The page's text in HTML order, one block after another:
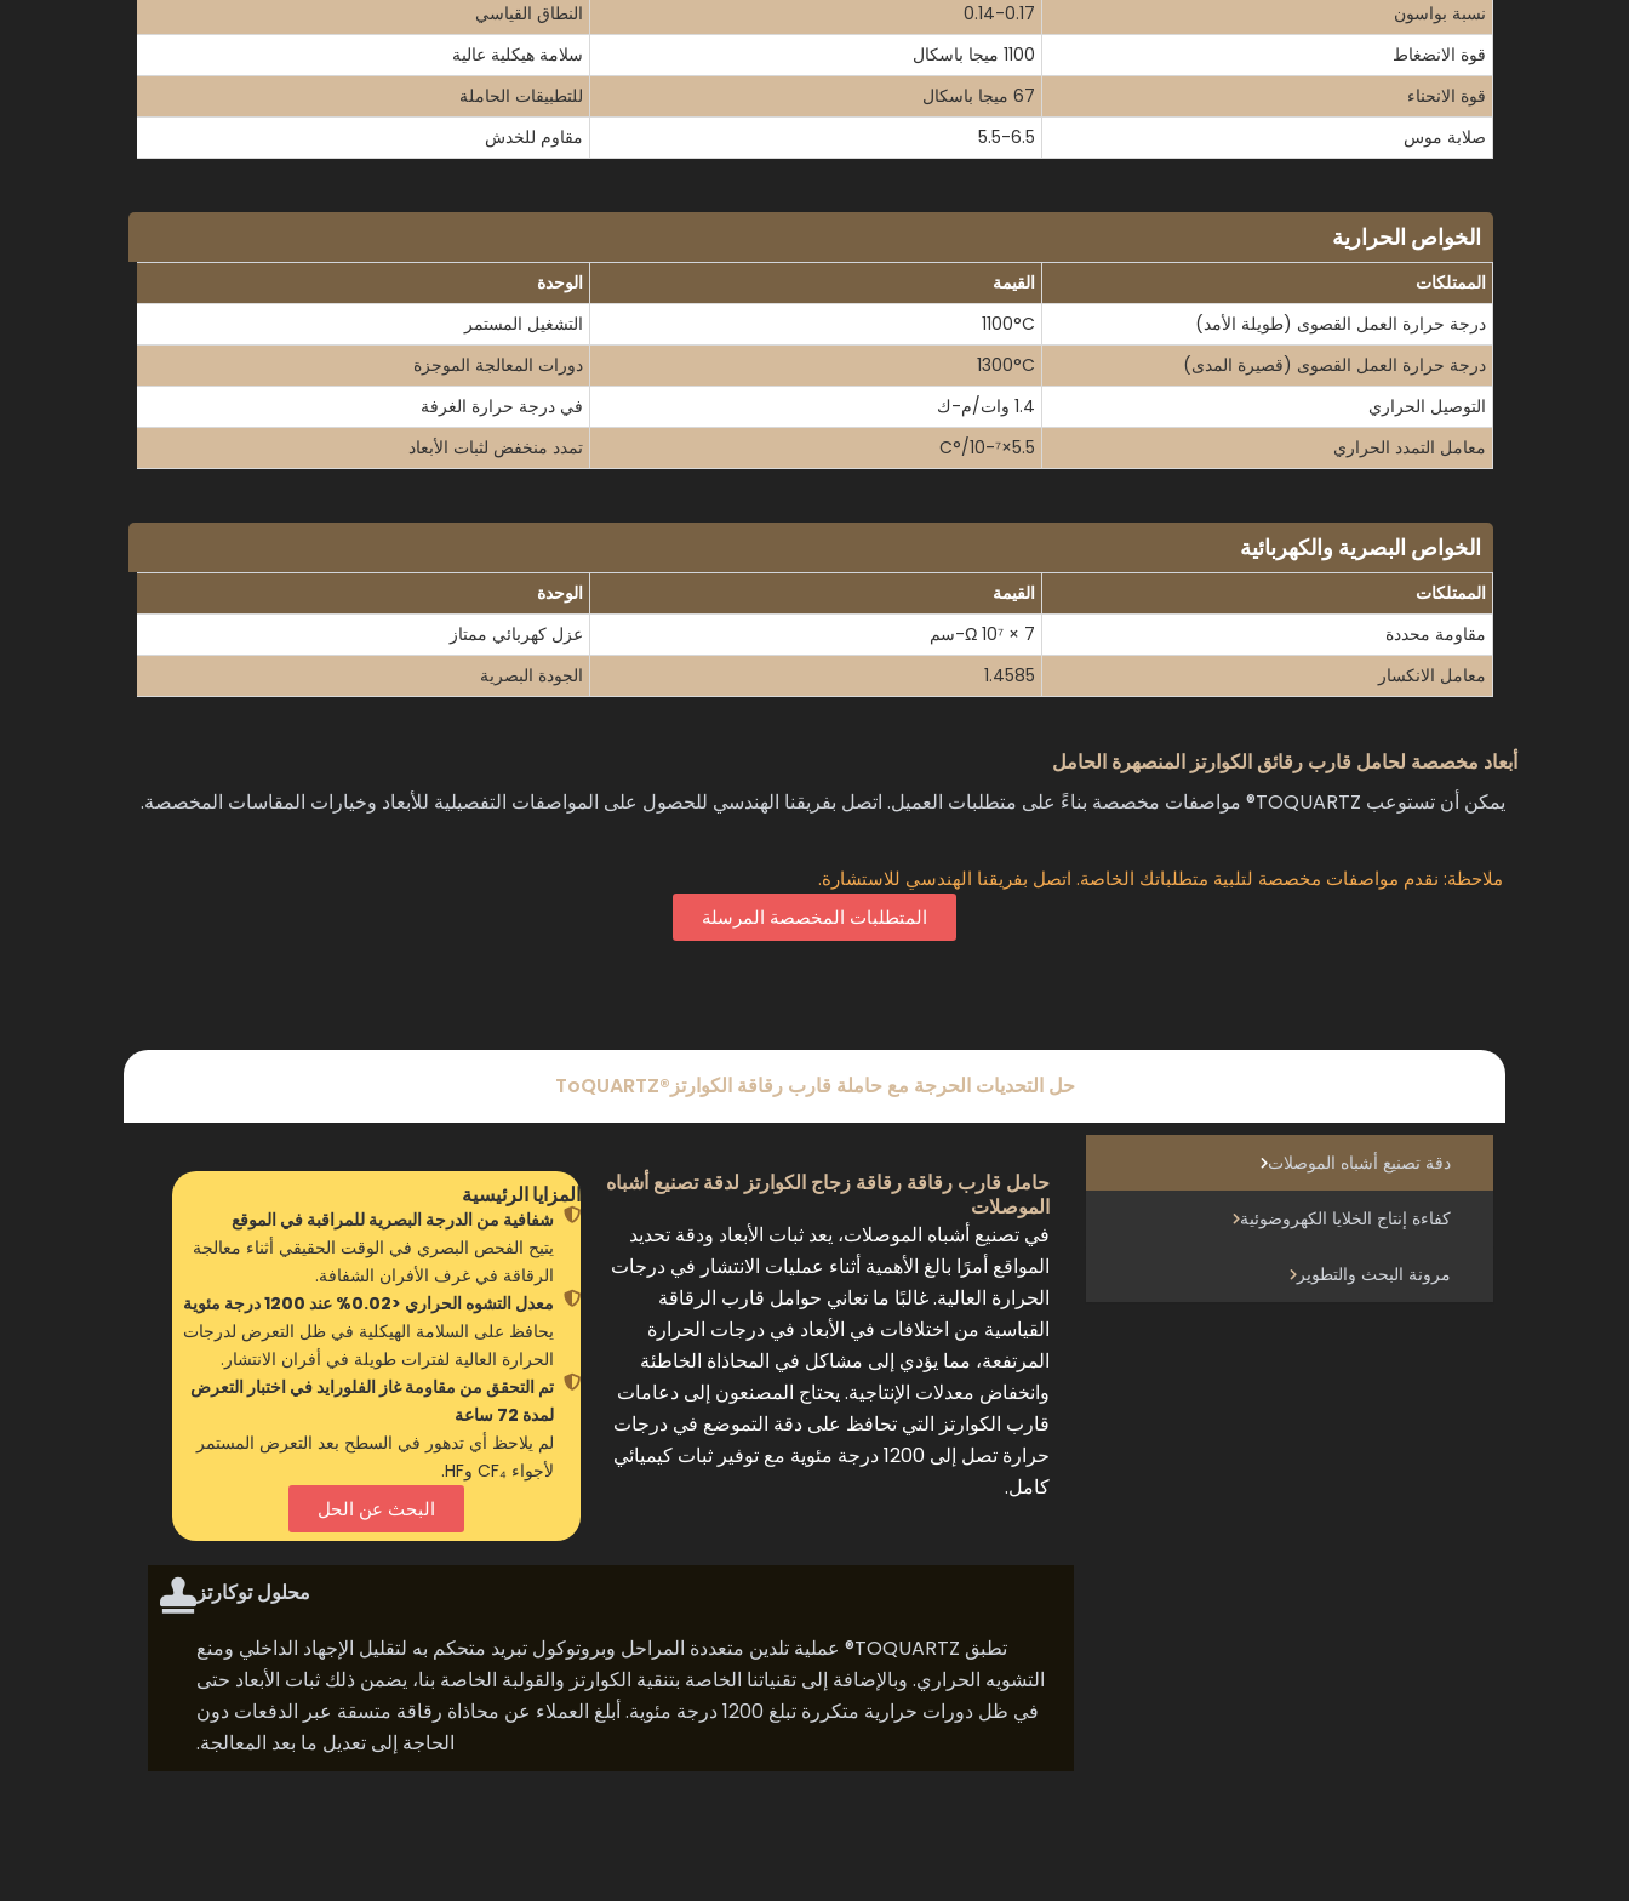
نسبة بواسون
0.14-0.17
النطاق القياسي
قوة الانضغاط
1100 ميجا باسكال
سلامة هيكلية عالية
قوة الانحناء
67 ميجا باسكال
للتطبيقات الحاملة
صلابة موس
5.5-6.5 مقاوم للخدش
الخواص الحرارية
الممتلكات القيمة
الوحدة
درجة حرارة العمل القصوى (طويلة الأمد)
1100°C
التشغيل المستمر
درجة حرارة العمل القصوى (قصيرة المدى)
1300°C
دورات المعالجة الموجزة
التوصيل الحراري
1.4 وات/م-ك
في درجة حرارة الغرفة
معامل التمدد الحراري
5.5×10-⁷/°C تمدد منخفض لثبات الأبعاد
الخواص البصرية والكهربائية
الممتلكات القيمة
الوحدة
مقاومة محددة
7 × 10⁷ Ω-سم
عزل كهربائي ممتاز
معامل الانكسار
1.4585 الجودة البصرية
أبعاد مخصصة لحامل قارب رقائق الكوارتز المنصهرة الحامل
يمكن أن تستوعب TOQUARTZ® مواصفات مخصصة بناءً على متطلبات العميل. اتصل بفريقنا الهندسي للحصول على المواصفات التفصيلية للأبعاد وخيارات المقاسات المخصصة.
ملاحظة: نقدم مواصفات مخصصة لتلبية متطلباتك الخاصة. اتصل بفريقنا الهندسي للاستشارة.
المتطلبات المخصصة المرسلة
حل التحديات الحرجة مع حاملة قارب رقاقة الكوارتز®ToQUARTZ
دقة تصنيع أشباه الموصلات
كفاءة إنتاج الخلايا الكهروضوئية
مرونة البحث والتطوير
حامل قارب رقاقة رقاقة زجاج الكوارتز لدقة تصنيع أشباه
الموصلات
في تصنيع أشباه الموصلات، يعد ثبات الأبعاد ودقة تحديد
المواقع أمرًا بالغ الأهمية أثناء عمليات الانتشار في درجات
الحرارة العالية. غالبًا ما تعاني حوامل قارب الرقاقة
القياسية من اختلافات في الأبعاد في درجات الحرارة
المرتفعة، مما يؤدي إلى مشاكل في المحاذاة الخاطئة
وانخفاض معدلات الإنتاجية. يحتاج المصنعون إلى دعامات
قارب الكوارتز التي تحافظ على دقة التموضع في درجات
حرارة تصل إلى 1200 درجة مئوية مع توفير ثبات كيميائي
كامل.
المزايا الرئيسية
شفافية من الدرجة البصرية للمراقبة في الموقع
يتيح الفحص البصري في الوقت الحقيقي أثناء معالجة
الرقاقة في غرف الأفران الشفافة.
معدل التشوه الحراري <0.02% عند 1200 درجة مئوية
يحافظ على السلامة الهيكلية في ظل التعرض لدرجات
الحرارة العالية لفترات طويلة في أفران الانتشار.
تم التحقق من مقاومة غاز الفلورايد في اختبار التعرض
لمدة 72 ساعة
لم يلاحظ أي تدهور في السطح بعد التعرض المستمر
لأجواء CF₄ وHF.
البحث عن الحل
محلول توكارتز
تطبق TOQUARTZ® عملية تلدين متعددة المراحل وبروتوكول تبريد متحكم به لتقليل الإجهاد الداخلي ومنع
التشويه الحراري. وبالإضافة إلى تقنياتنا الخاصة بتنقية الكوارتز والقولبة الخاصة بنا، يضمن ذلك ثبات الأبعاد حتى
في ظل دورات حرارية متكررة تبلغ 1200 درجة مئوية. أبلغ العملاء عن محاذاة رقاقة متسقة عبر الدفعات دون
الحاجة إلى تعديل ما بعد المعالجة.